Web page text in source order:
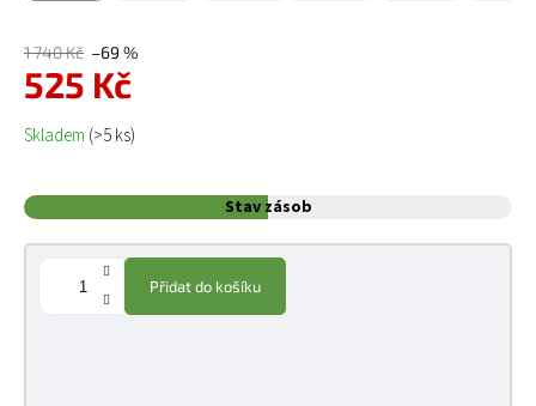
1 740 Kč –69 %
525 Kč
Měrná cena:
Skladem (>5 ks)
Stav zásob
Přidat do košíku